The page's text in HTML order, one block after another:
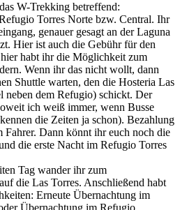
W-Trekking betreffend:
Torres Norte bzw. Central. Ihr
genauer gesagt an der Laguna
Hier ist auch die Gebühr für den
habt ihr die Möglichkeit zum
Wenn ihr das nicht wollt, dann
Shuttle warten, den die Hosteria Las
neben dem Refugio) schickt. Der
ich weiß immer, wenn Busse
die Zeiten ja schon). Bezahlung
Fahrer. Dann könnt ihr euch noch die
die erste Nacht im Refugio Torres
Tag wander ihr zum
die Las Torres. Anschließend habt
Erneute Übernachtung im